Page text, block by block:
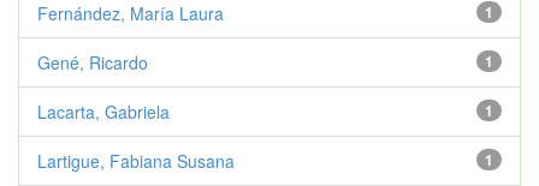
1
Fernández, María Laura
1
Gené, Ricardo
1
Lacarta, Gabriela
1
Lartigue, Fabiana Susana